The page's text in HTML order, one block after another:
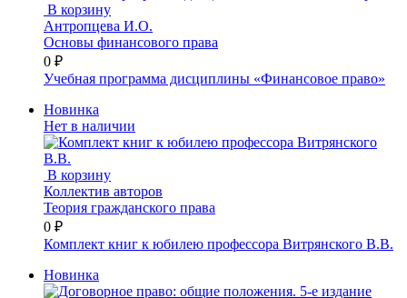
В корзину
Антропцева И.О.
Основы финансового права
0 ₽
Учебная программа дисциплины «Финансовое право»
Новинка
Нет в наличии
В корзину
Коллектив авторов
Теория гражданского права
0 ₽
Комплект книг к юбилею профессора Витрянского В.В.
Новинка